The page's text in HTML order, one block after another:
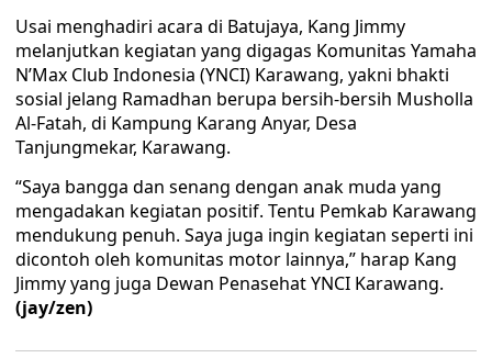
Usai menghadiri acara di Batujaya, Kang Jimmy
melanjutkan kegiatan yang digagas Komunitas Yamaha
N’Max Club Indonesia (YNCI) Karawang, yakni bhakti
sosial jelang Ramadhan berupa bersih-bersih Musholla
Al-Fatah, di Kampung Karang Anyar, Desa
Tanjungmekar, Karawang.
“Saya bangga dan senang dengan anak muda yang
mengadakan kegiatan positif. Tentu Pemkab Karawang
mendukung penuh. Saya juga ingin kegiatan seperti ini
dicontoh oleh komunitas motor lainnya,” harap Kang
Jimmy yang juga Dewan Penasehat YNCI Karawang.
(jay/zen)